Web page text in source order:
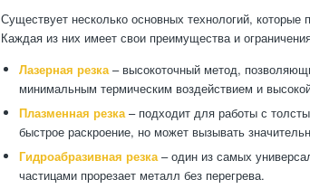
Существует несколько основных технологий,
Каждая из них имеет свои преимущества и
Лазерная резка– высокоточный метод,
минимальным термическим воздействием и
Плазменная резка– подходит для работы с
быстрое раскроение, но может вызывать
Гидроабразивная резка– один из самых
частицами прорезает металл без перегрева.